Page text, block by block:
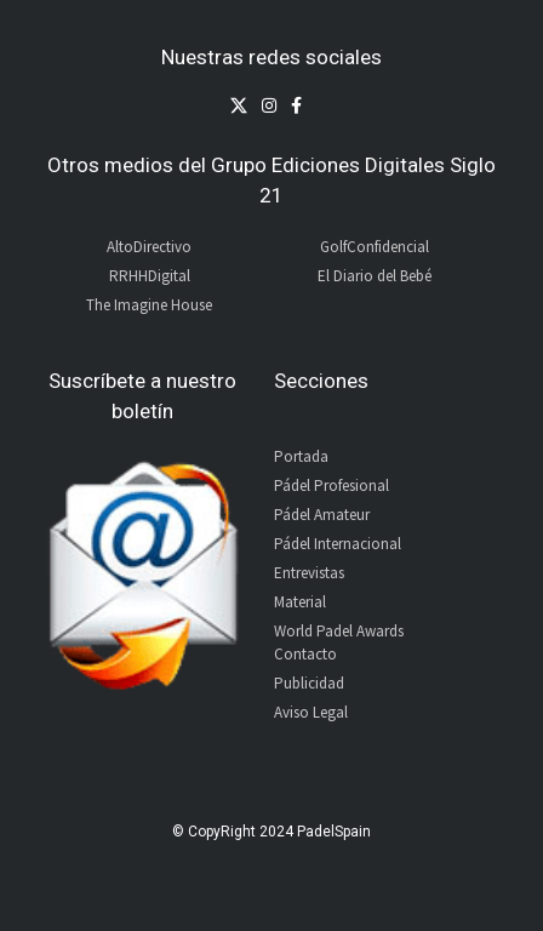
Nuestras redes sociales
Otros medios del Grupo Ediciones Digitales Siglo
21
AltoDirectivo
RRHHDigital
The Imagine House
GolfConfidencial
El Diario del Bebé
Suscríbete a nuestro
boletín
Secciones
Portada
Pádel Profesional
Pádel Amateur
Pádel Internacional
Entrevistas
Material
World Padel Awards
Contacto
Publicidad
Aviso Legal
© CopyRight 2024 PadelSpain